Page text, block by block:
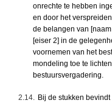
onrechte te hebben
en door het
de belangen van
[eiser 2] in de
voornemen van het
mondeling toe te
bestuursvergadering.
2.14. Bij de stukken